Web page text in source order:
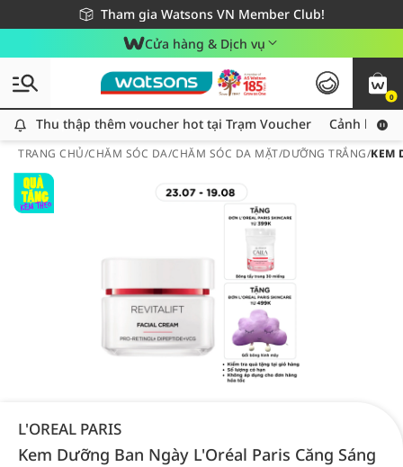
Tham gia Watsons VN Member Club!
Miễn phí giao hàng cho đơn hàng từ 249,000Đ
Giao hàng nhanh 24h - Áp dụng khu vực TP. Hồ Chí Minh
Cửa hàng & Dịch vụ
0
Thu thập thêm voucher hot tại Trạm Voucher
Thu thập thêm voucher hot tại Trạm Voucher Cảnh báo
TRANG CHỦ/CHĂM SÓC DA/CHĂM SÓC DA MẶT/DƯỠNG TRẮNG/KEM
L'OREAL PARIS
Kem Dưỡng Ban Ngày L'Oréal Paris Căng Sáng